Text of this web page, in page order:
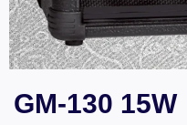
GM-130 15W